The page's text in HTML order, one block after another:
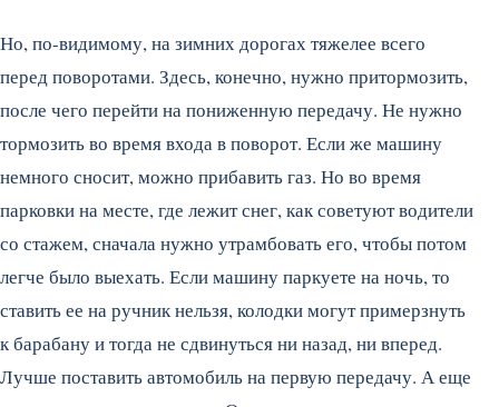
Но, по-видимому, на зимних дорогах тяжелее всего
перед поворотами. Здесь, конечно, нужно притормозить,
после чего перейти на пониженную передачу. Не нужно
тормозить во время входа в поворот. Если же машину
немного сносит, можно прибавить газ. Но во время
парковки на месте, где лежит снег, как советуют водители
со стажем, сначала нужно утрамбовать его, чтобы потом
легче было выехать. Если машину паркуете на ночь, то
ставить ее на ручник нельзя, колодки могут примерзнуть
к барабану и тогда не сдвинуться ни назад, ни вперед.
Лучше поставить автомобиль на первую передачу. А еще